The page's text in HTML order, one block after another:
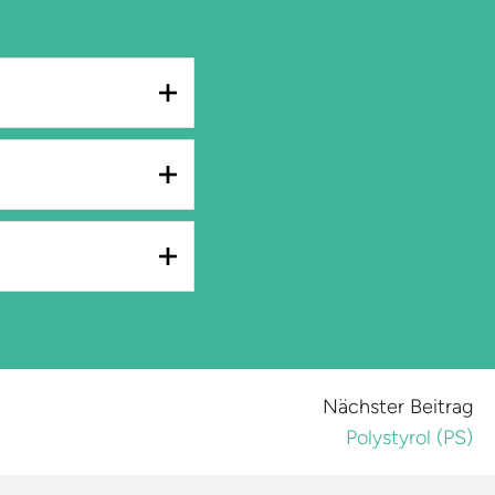
Nächster Beitrag
Polystyrol (PS)